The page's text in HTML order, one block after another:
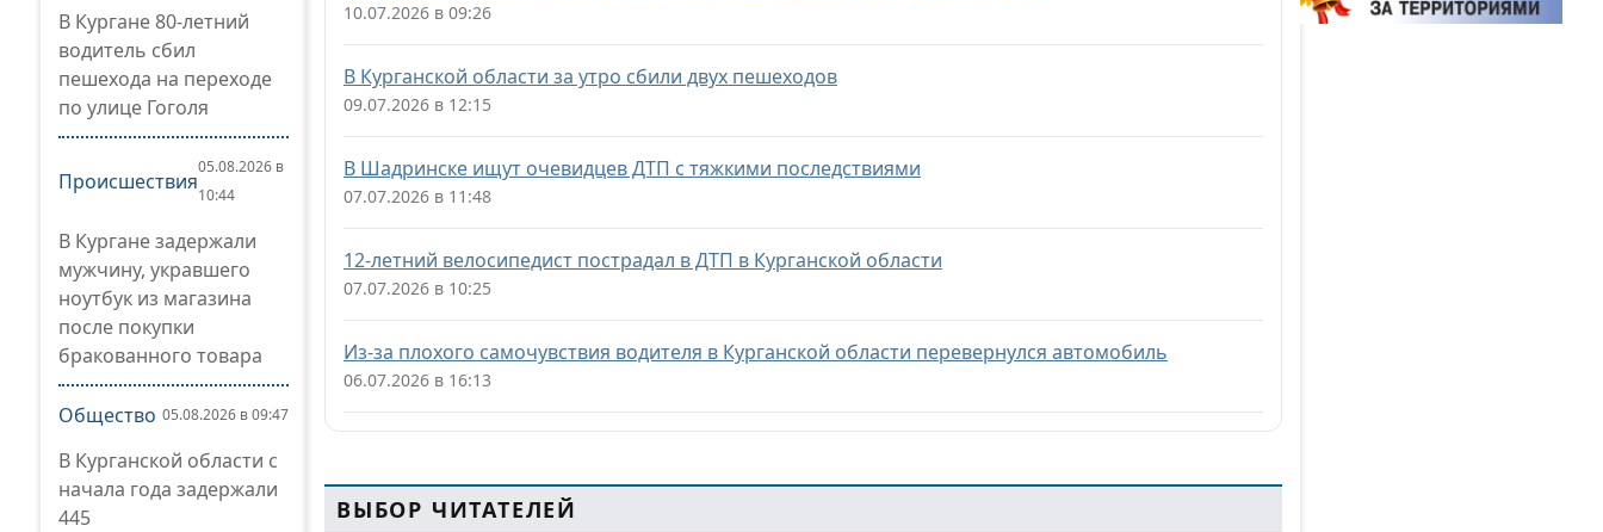
В Кургане 80-летний
водитель сбил
пешехода на переходе
по улице Гоголя
Происшествия
05.08.2026 в
10:44
В Кургане задержали
мужчину, укравшего
ноутбук из магазина
после покупки
бракованного товара
Общество 05.08.2026 в 09:47
В Курганской области с
начала года задержали
445
10.07.2026 в 09:26
В Курганской области за утро сбили двух пешеходов
09.07.2026 в 12:15
В Шадринске ищут очевидцев ДТП с тяжкими последствиями
07.07.2026 в 11:48
12-летний велосипедист пострадал в ДТП в Курганской области
07.07.2026 в 10:25
Из-за плохого самочувствия водителя в Курганской области перевернулся автомобиль
06.07.2026 в 16:13
ВЫБОР ЧИТАТЕЛЕЙ